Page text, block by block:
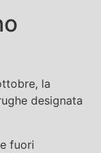
la
designata
fuori